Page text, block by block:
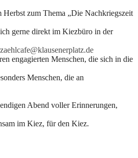
Herbst zum Thema „Die Nachkriegszeit
gerne direkt im Kiezbüro in der
engagierten Menschen, die sich in die
Menschen, die an
Abend voller Erinnerungen,
im Kiez, für den Kiez.